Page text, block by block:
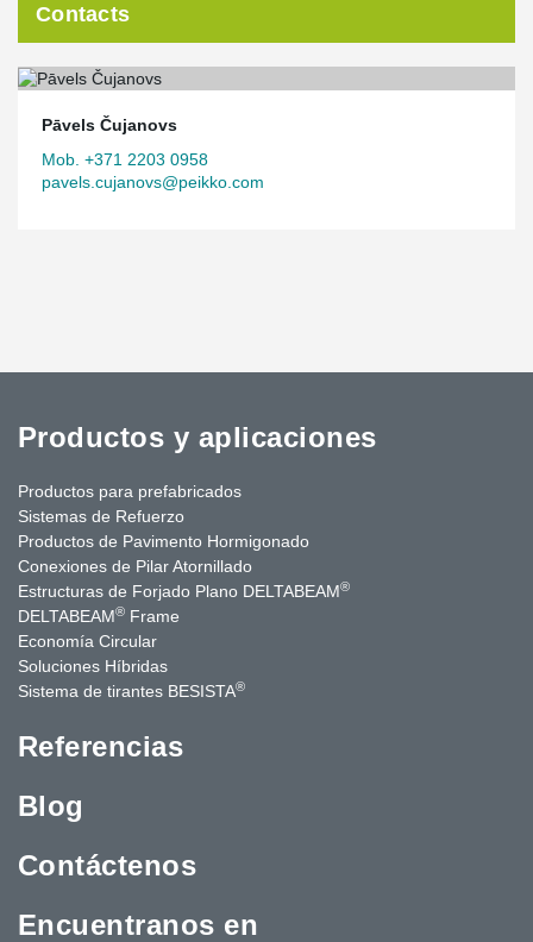
Contacts
Pāvels Čujanovs
Mob. +371 2203 0958
pavels.cujanovs@peikko.com
Productos y aplicaciones
Productos para prefabricados
Sistemas de Refuerzo
Productos de Pavimento Hormigonado
Conexiones de Pilar Atornillado
Estructuras de Forjado Plano DELTABEAM®
DELTABEAM® Frame
Economía Circular
Soluciones Híbridas
Sistema de tirantes BESISTA®
Referencias
Blog
Contáctenos
Encuentranos en